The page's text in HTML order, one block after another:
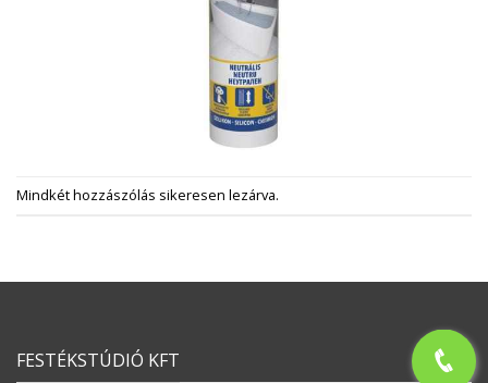
Mindkét hozzászólás sikeresen lezárva.
FESTÉKSTÚDIÓ KFT